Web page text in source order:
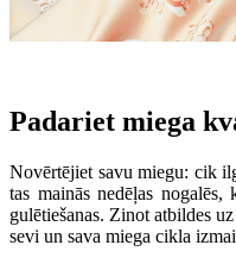
Padariet miega
Novērtējiet savu miegu: cik
tas mainās nedēļas
gulētiešanas. Zinot atbildes
sevi un sava miega cikla